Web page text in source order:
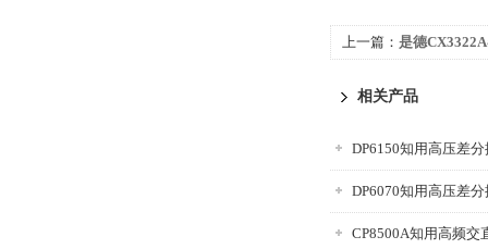
上一篇： 是德
相关产品
DP6150知用高压差分
DP6070知用高压差分